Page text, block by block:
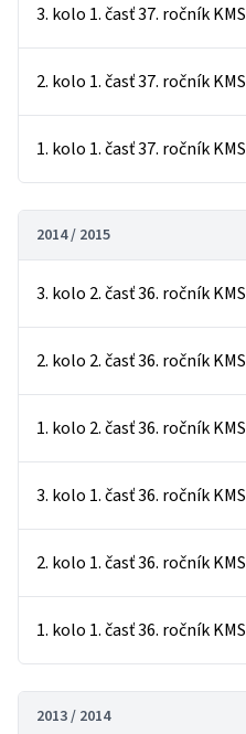
3. kolo 1. časť 37. ročník KMS
2. kolo 1. časť 37. ročník KMS
1. kolo 1. časť 37. ročník KMS
2014 / 2015
3. kolo 2. časť 36. ročník KMS
2. kolo 2. časť 36. ročník KMS
1. kolo 2. časť 36. ročník KMS
3. kolo 1. časť 36. ročník KMS
2. kolo 1. časť 36. ročník KMS
1. kolo 1. časť 36. ročník KMS
2013 / 2014